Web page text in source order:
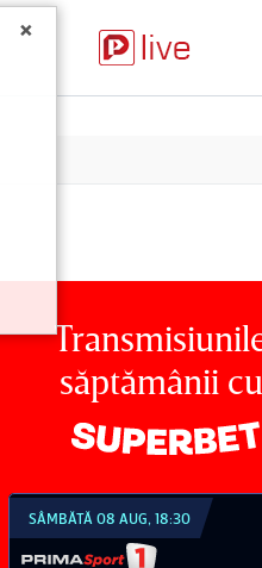
săptămânii cu
SÂMBĂTĂ 08 AUG, 21:30
×